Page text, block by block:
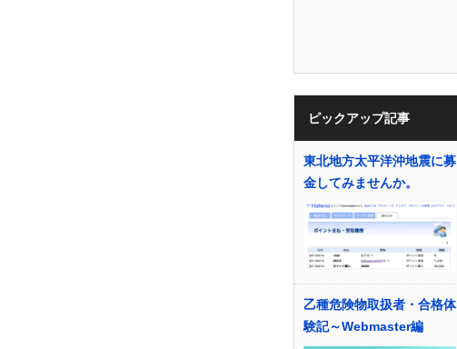
ピックアップ記事
東北地方太平洋沖地震に募
金してみませんか。
乙種危険物取扱者・合格体
験記～Webmaster編